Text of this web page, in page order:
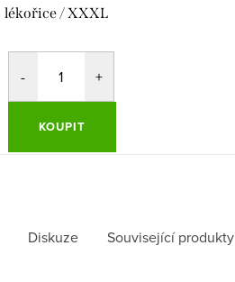
lékořice / XXXL
KOUPIT
Diskuze Související produkty